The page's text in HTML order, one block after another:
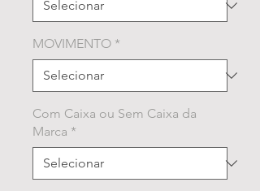
MOVIMENTO *
Com Caixa ou Sem Caixa da
Marca *